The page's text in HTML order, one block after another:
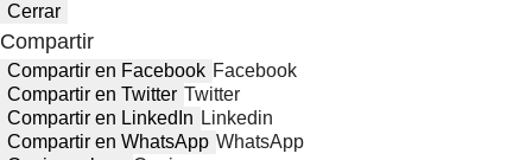
Cerrar
Compartir
Compartir en Facebook Facebook
Compartir en Twitter Twitter
Compartir en LinkedIn Linkedin
Compartir en WhatsApp WhatsApp